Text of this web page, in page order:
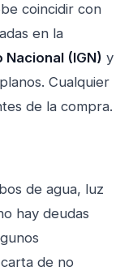
coincidir con
en la
(IGN) y
Cualquier
de la compra.
de agua, luz
hay deudas
de no